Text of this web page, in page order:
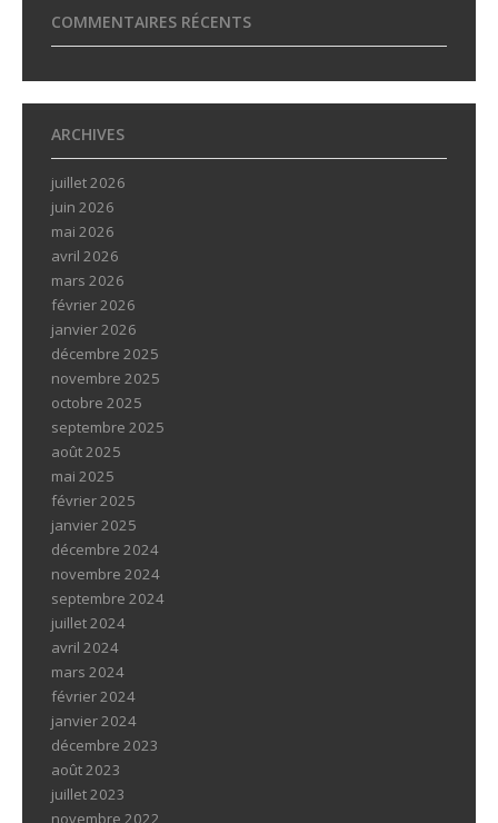
COMMENTAIRES RÉCENTS
ARCHIVES
juillet 2026
juin 2026
mai 2026
avril 2026
mars 2026
février 2026
janvier 2026
décembre 2025
novembre 2025
octobre 2025
septembre 2025
août 2025
mai 2025
février 2025
janvier 2025
décembre 2024
novembre 2024
septembre 2024
juillet 2024
avril 2024
mars 2024
février 2024
janvier 2024
décembre 2023
août 2023
juillet 2023
novembre 2022